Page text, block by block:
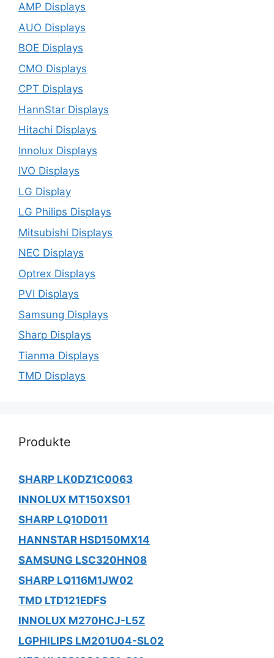
AMP Displays
AUO Displays
BOE Displays
CMO Displays
CPT Displays
HannStar Displays
Hitachi Displays
Innolux Displays
IVO Displays
LG Display
LG Philips Displays
Mitsubishi Displays
NEC Displays
Optrex Displays
PVI Displays
Samsung Displays
Sharp Displays
Tianma Displays
TMD Displays
Produkte
SHARP LK0DZ1C0063
INNOLUX MT150XS01
SHARP LQ10D011
HANNSTAR HSD150MX14
SAMSUNG LSC320HN08
SHARP LQ116M1JW02
TMD LTD121EDFS
INNOLUX M270HCJ-L5Z
LGPHILIPS LM201U04-SL02